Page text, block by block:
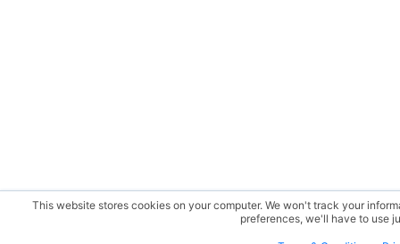
This website stores cookies on your computer. We won't track your
preferences, we'll have to use